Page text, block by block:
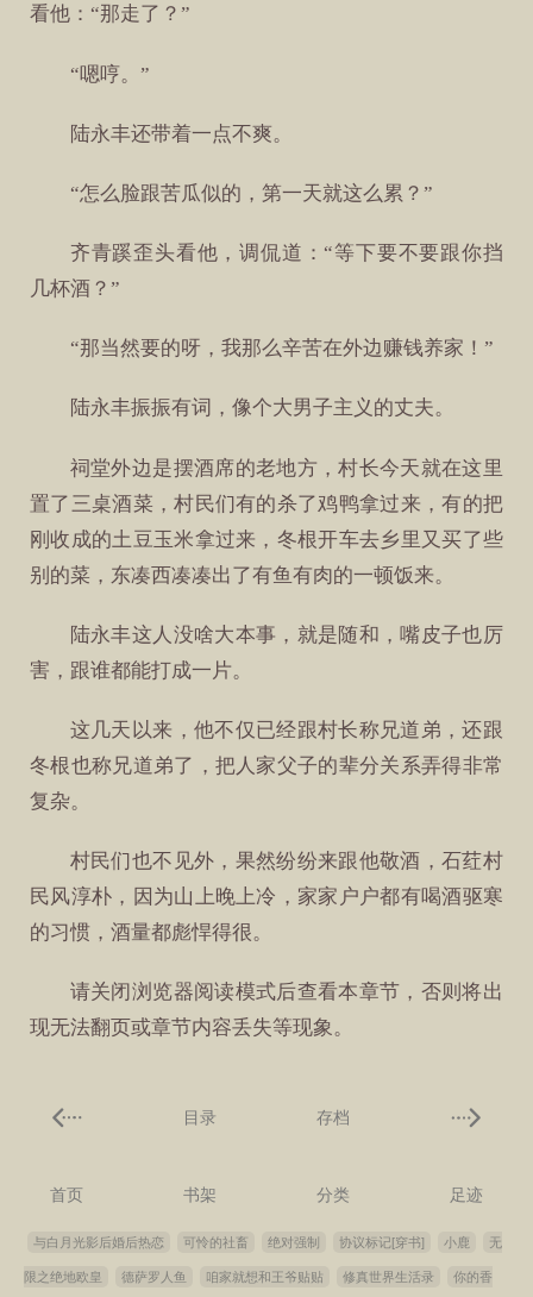
看他：“那走了？”
“嗯哼。”
陆永丰还带着一点不爽。
“怎么脸跟苦瓜似的，第一天就这么累？”
齐青蹊歪头看他，调侃道：“等下要不要跟你挡
几杯酒？”
“那当然要的呀，我那么辛苦在外边赚钱养家！”
陆永丰振振有词，像个大男子主义的丈夫。
祠堂外边是摆酒席的老地方，村长今天就在这里
置了三桌酒菜，村民们有的杀了鸡鸭拿过来，有的把
刚收成的土豆玉米拿过来，冬根开车去乡里又买了些
别的菜，东凑西凑凑出了有鱼有肉的一顿饭来。
陆永丰这人没啥大本事，就是随和，嘴皮子也厉
害，跟谁都能打成一片。
这几天以来，他不仅已经跟村长称兄道弟，还跟
冬根也称兄道弟了，把人家父子的辈分关系弄得非常
复杂。
村民们也不见外，果然纷纷来跟他敬酒，石荭村
民风淳朴，因为山上晚上冷，家家户户都有喝酒驱寒
的习惯，酒量都彪悍得很。
请关闭浏览器阅读模式后查看本章节，否则将出
现无法翻页或章节内容丢失等现象。
目录 存档
首页 书架 分类 足迹
与白月光影后婚后热恋 可怜的社畜 绝对强制 协议标记[穿书] 小鹿 无
限之绝地欧皇 德萨罗人鱼 咱家就想和王爷贴贴 修真世界生活录 你的香